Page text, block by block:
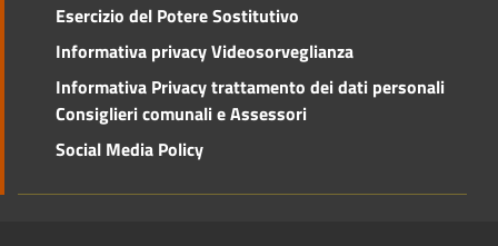
Esercizio del Potere Sostitutivo
Informativa privacy Videosorveglianza
Informativa Privacy trattamento dei dati personali
Consiglieri comunali e Assessori
Social Media Policy